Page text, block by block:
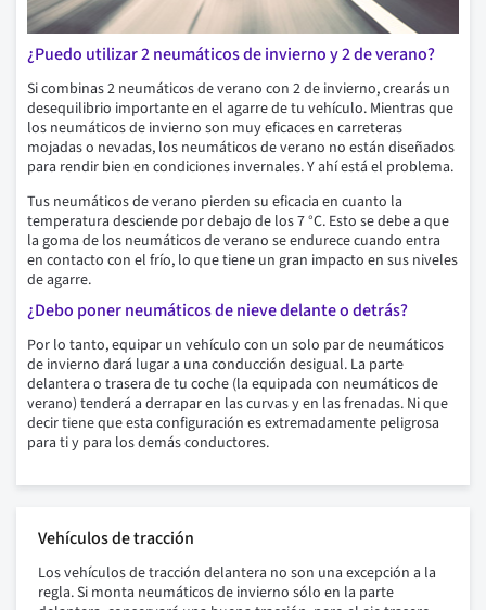
¿Puedo utilizar 2 neumáticos de invierno y 2 de verano?
Si combinas 2 neumáticos de verano con 2 de invierno, crearás un
desequilibrio importante en el agarre de tu vehículo. Mientras que
los neumáticos de invierno son muy eficaces en carreteras
mojadas o nevadas, los neumáticos de verano no están diseñados
para rendir bien en condiciones invernales. Y ahí está el problema.
Tus neumáticos de verano pierden su eficacia en cuanto la
temperatura desciende por debajo de los 7 °C. Esto se debe a que
la goma de los neumáticos de verano se endurece cuando entra
en contacto con el frío, lo que tiene un gran impacto en sus niveles
de agarre.
¿Debo poner neumáticos de nieve delante o detrás?
Por lo tanto, equipar un vehículo con un solo par de neumáticos
de invierno dará lugar a una conducción desigual. La parte
delantera o trasera de tu coche (la equipada con neumáticos de
verano) tenderá a derrapar en las curvas y en las frenadas. Ni que
decir tiene que esta configuración es extremadamente peligrosa
para ti y para los demás conductores.
Vehículos de tracción
Los vehículos de tracción delantera no son una excepción a la
regla. Si monta neumáticos de invierno sólo en la parte